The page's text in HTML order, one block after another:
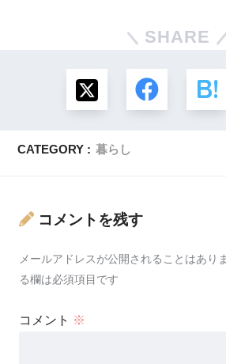
SHARE
CATEGORY : 暮らし
コメントを残す
メールアドレスが公開されることはあり
る欄は必須項目です
コメント ※